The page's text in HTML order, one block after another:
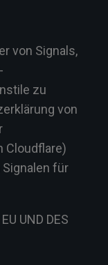
von Signals,
zu
von
Cloudflare)
für
UND DES